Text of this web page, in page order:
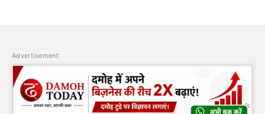
Advertisement